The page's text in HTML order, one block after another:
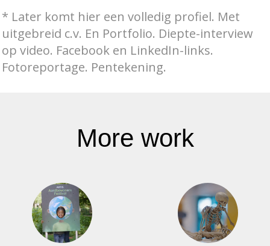
* Later komt hier een volledig profiel. Met
uitgebreid c.v. En Portfolio. Diepte-interview
op video. Facebook en LinkedIn-links.
Fotoreportage. Pentekening.
More work